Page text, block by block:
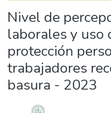
Nivel de
laborales y uso
protección
trabajadores
basura - 2023